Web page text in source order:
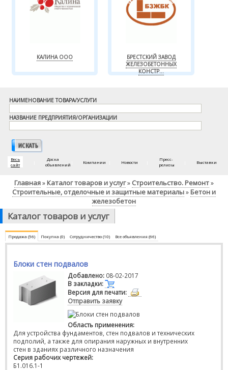
КАЛИНА ООО
БРЕСТСКИЙ ЗАВОД
ЖЕЛЕЗОБЕТОННЫХ
КОНСТР...
НАИМЕНОВАНИЕ ТОВАРА/УСЛУГИ
НАЗВАНИЕ ПРЕДПРИЯТИЯ/ОРГАНИЗАЦИИ
Весь
сайт
Доска
объявлений
Компании Новости
Пресс-
релизы
Выставки
Главная» Каталог товаров и услуг» Строительство. Ремонт»
Строительные, отделочные и защитные материалы» Бетон и
железобетон
Каталог товаров и услуг
Продажа (56) Покупка (0) Сотрудничество (10) Все объявления (66)
Блоки стен подвалов
Добавлено: 08-02-2017
В закладки:
Версия для печати:
Отправить заявку
Область применения:
Для устройства фундаментов, стен подвалов и технических
подполий, а также для опирания наружных и внутренних
стен в зданиях различного назначения
Серия рабочих чертежей:
Б1.016.1-1